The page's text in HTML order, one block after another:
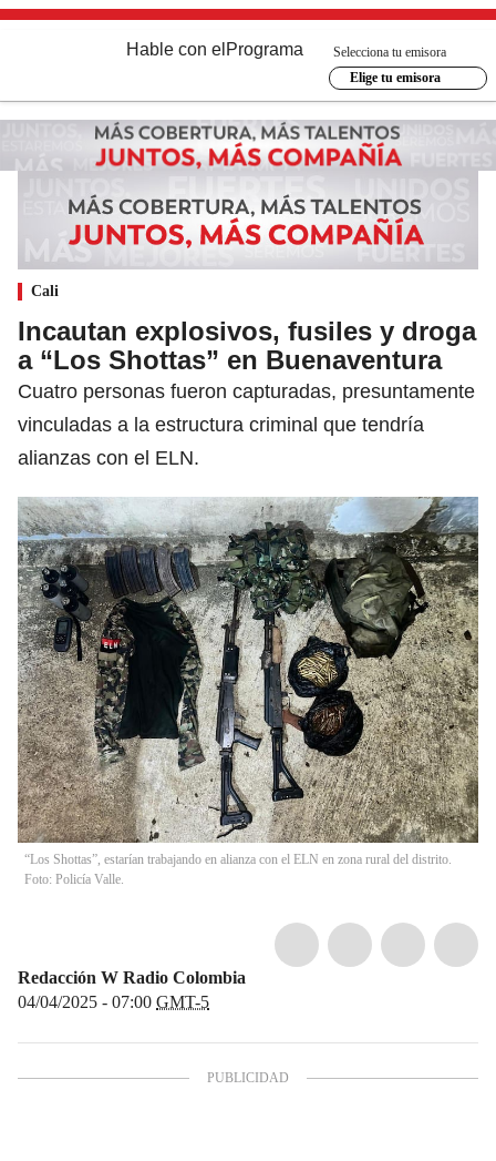
Hable con el Programa
Selecciona tu emisora
Elige tu emisora
Cali
Incautan explosivos, fusiles y droga
a “Los Shottas” en Buenaventura
Cuatro personas fueron capturadas, presuntamente
vinculadas a la estructura criminal que tendría
alianzas con el ELN.
“Los Shottas”, estarían trabajando en alianza con el ELN en zona rural del distrito.
Foto: Policía Valle.
Redacción W Radio Colombia
04/04/2025 - 07:00 GMT-5